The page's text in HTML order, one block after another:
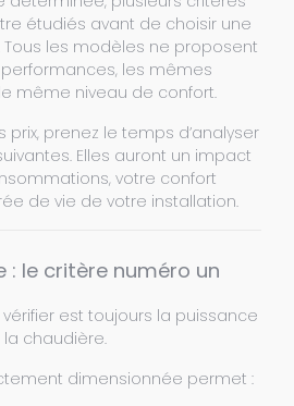
étudiés avant de choisir une
les modèles ne proposent
les mêmes
même niveau de confort.
prenez le temps d’analyser
Elles auront un impact
votre confort
de vie de votre installation.
: le critère numéro un
est toujours la puissance
la chaudière.
dimensionnée permet :